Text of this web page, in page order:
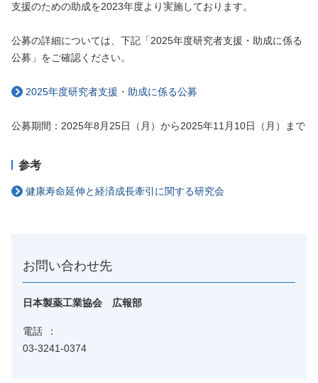
支援のための助成を2023年度より実施しております。
公募の詳細については、下記「2025年度研究者支援・助成に係る
公募」をご確認ください。
2025年度研究者支援・助成に係る公募
公募期間：2025年8月25日（月）から2025年11月10日（月）まで
参考
健康寿命延伸と経済成長牽引に関する研究会
お問い合わせ先
日本製薬工業協会 広報部
電話
03-3241-0374